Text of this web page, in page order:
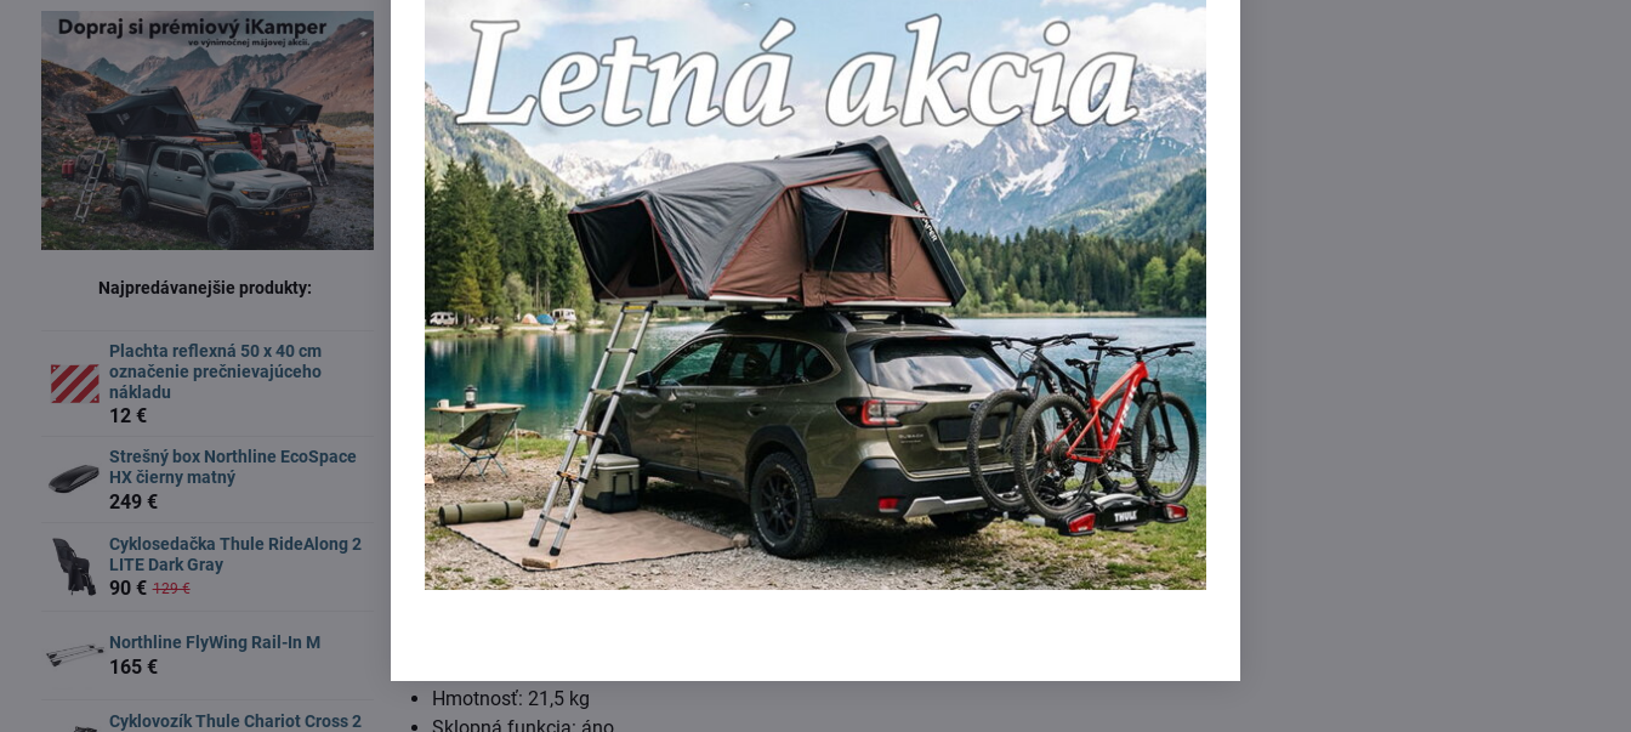
aretácie.
Nosič je možné zložiť do mimoriadne kompaktných rozmerov.
Praktické vlastnosti:
Dostatočné rozostupy pre transport širších bicyklov.
Jednotlivé fixačné pozície je možné šírkovo nastaviť.
Hmotnosť: 21,5 kg
Najpredávanejšie produkty:
Plachta reflexná 50 x 40 cm
označenie prečnievajúceho
nákladu
12 €
Strešný box Northline EcoSpace
HX čierny matný
249 €
Cyklosedačka Thule RideAlong 2
LITE Dark Gray
90 € 129 €
Northline FlyWing Rail-In M
165 €
Cyklovozík Thule Chariot Cross 2